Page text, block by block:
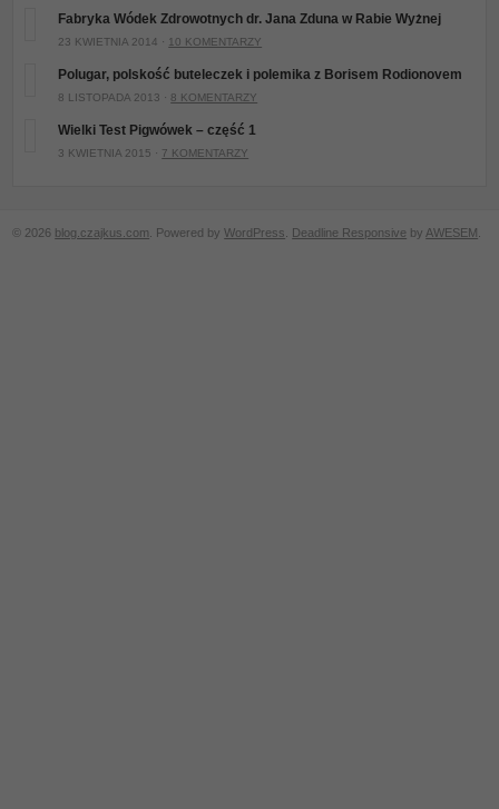
Fabryka Wódek Zdrowotnych dr. Jana Zduna w Rabie Wyżnej
23 KWIETNIA 2014 · 10 KOMENTARZY
Polugar, polskość buteleczek i polemika z Borisem Rodionovem
8 LISTOPADA 2013 · 8 KOMENTARZY
Wielki Test Pigwówek – część 1
3 KWIETNIA 2015 · 7 KOMENTARZY
© 2026 blog.czajkus.com. Powered byWordPress. Deadline Responsive byAWESEM .